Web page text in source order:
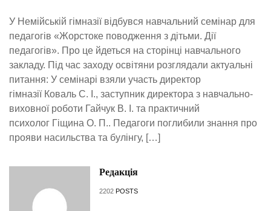
У Немійській гімназії відбувся навчальний семінар для
педагогів «Жорстоке поводження з дітьми. Дії
педагогів». Про це йдеться на сторінці навчального
закладу. Під час заходу освітяни розглядали актуальні
питання: У семінарі взяли участь директор
гімназії Коваль С. І., заступник директора з навчально-
виховної роботи Гайчук В. І. та практичний
психолог Гіщина О. П.. Педагоги поглибили знання про
прояви насильства та булінгу, […]
Редакція
2202 POSTS